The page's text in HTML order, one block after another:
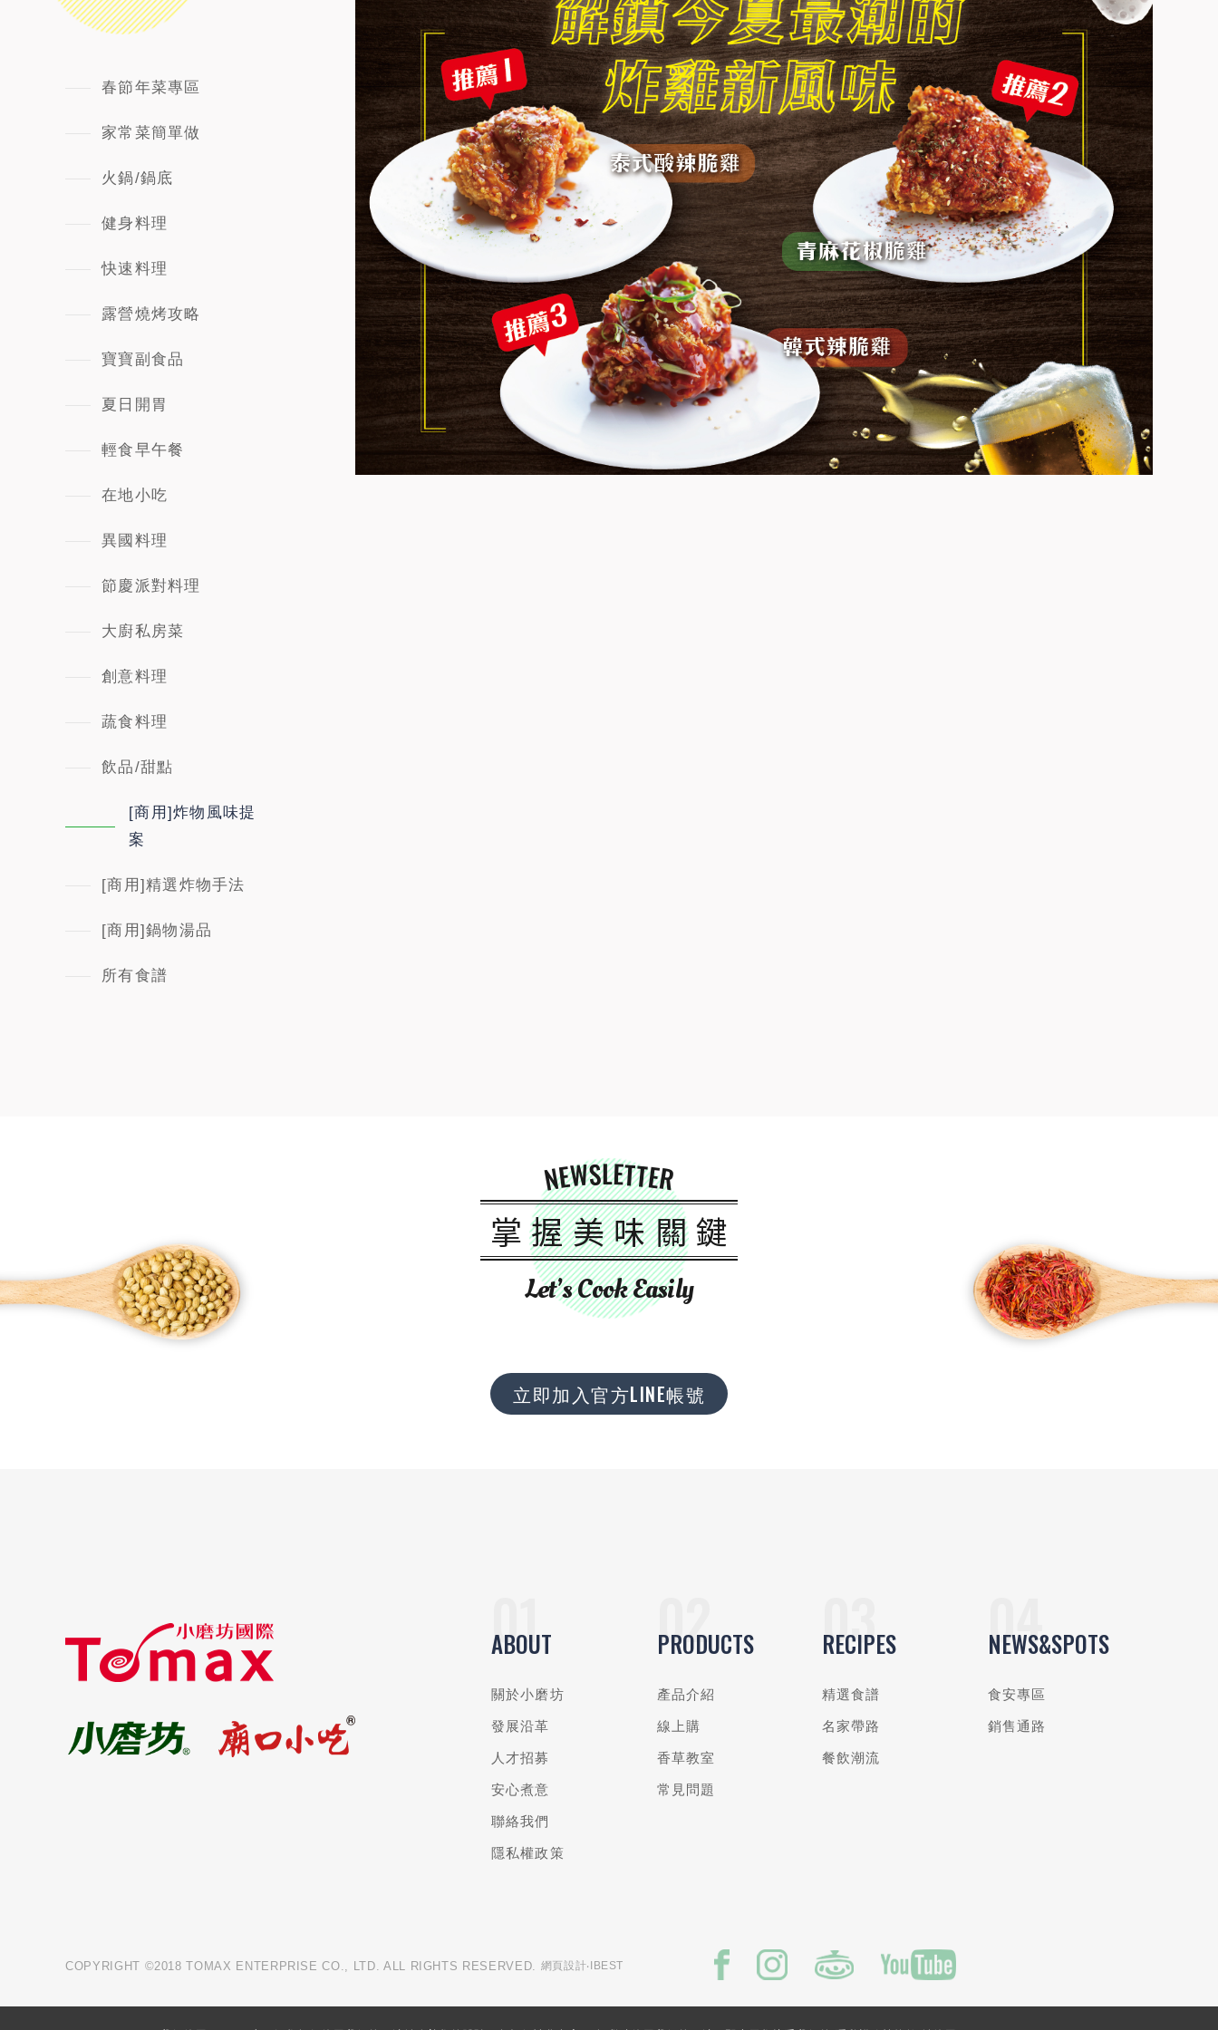
春節年菜專區
家常菜簡單做
火鍋/鍋底
健身料理
快速料理
露營燒烤攻略
寶寶副食品
夏日開胃
輕食早午餐
在地小吃
異國料理
節慶派對料理
大廚私房菜
創意料理
蔬食料理
飲品/甜點
[商用]炸物風味提
案
[商用]精選炸物手法
[商用]鍋物湯品
所有食譜
NEWSLETTER
掌握美味關鍵
Let’s Cook Easily
立即加入官方LINE帳號
ABOUT
關於小磨坊
發展沿革
人才招募
安心煮意
聯絡我們
隱私權政策
PRODUCTS
產品介紹
線上購
香草教室
常見問題
RECIPES
精選食譜
名家帶路
餐飲潮流
NEWS&SPOTS
食安專區
銷售通路
COPYRIGHT ©2018 TOMAX ENTERPRISE CO., LTD. ALL RIGHTS RESERVED. 網頁設計‧IBEST